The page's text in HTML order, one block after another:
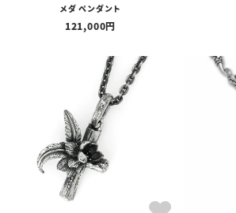
メダ ペンダント
121,000